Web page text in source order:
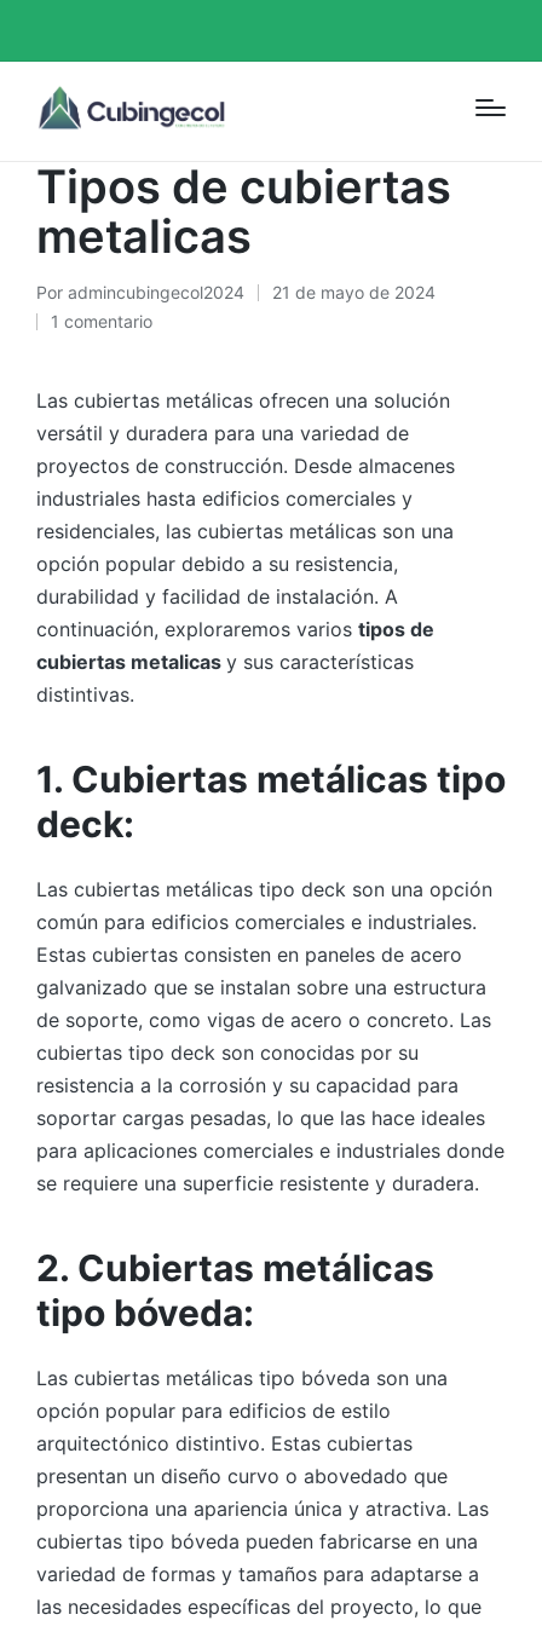
Blog
Tipos de cubiertas
metalicas
Por admincubingecol2024
21 de mayo de 2024
1 comentario
Las cubiertas metálicas ofrecen una solución
versátil y duradera para una variedad de
proyectos de construcción. Desde almacenes
industriales hasta edificios comerciales y
residenciales, las cubiertas metálicas son una
opción popular debido a su resistencia,
durabilidad y facilidad de instalación. A
continuación, exploraremos varios tipos de
cubiertas metalicas y sus características
distintivas.
1. Cubiertas metálicas tipo
deck:
Las cubiertas metálicas tipo deck son una opción
común para edificios comerciales e industriales.
Estas cubiertas consisten en paneles de acero
galvanizado que se instalan sobre una estructura
de soporte, como vigas de acero o concreto. Las
cubiertas tipo deck son conocidas por su
resistencia a la corrosión y su capacidad para
soportar cargas pesadas, lo que las hace ideales
para aplicaciones comerciales e industriales donde
se requiere una superficie resistente y duradera.
2. Cubiertas metálicas
tipo bóveda:
Las cubiertas metálicas tipo bóveda son una
opción popular para edificios de estilo
arquitectónico distintivo. Estas cubiertas
presentan un diseño curvo o abovedado que
proporciona una apariencia única y atractiva. Las
cubiertas tipo bóveda pueden fabricarse en una
variedad de formas y tamaños para adaptarse a
las necesidades específicas del proyecto, lo que